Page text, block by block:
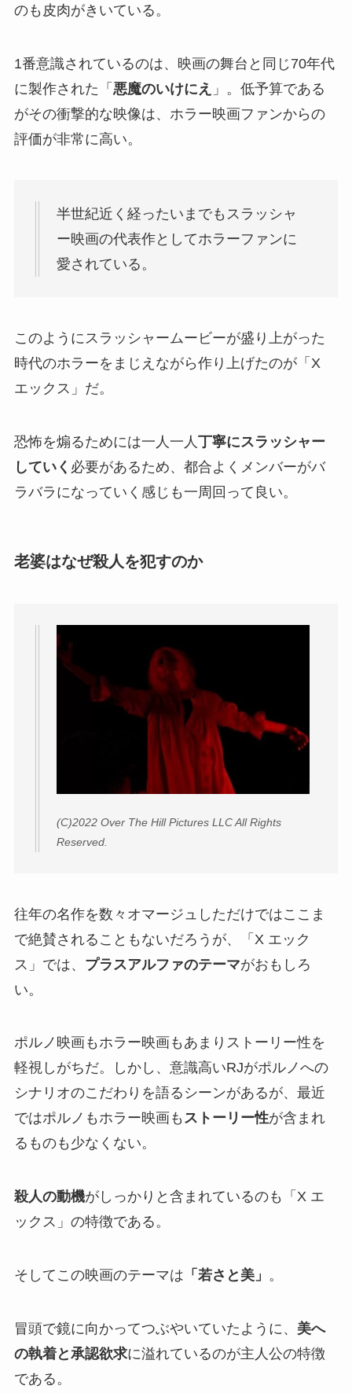
のも皮肉がきいている。
1番意識されているのは、映画の舞台と同じ70年代
に製作された「 悪魔のいけにえ 」。低予算である
がその衝撃的な映像は、ホラー映画ファンからの
評価が非常に高い。
半世紀近く経ったいまでもスラッシャ
ー映画の代表作としてホラーファンに
愛されている。
このようにスラッシャームービーが盛り上がった
時代のホラーをまじえながら作り上げたのが「X
エックス」だ。
恐怖を煽るためには一人一人丁寧にスラッシャー
していく 必要があるため、都合よくメンバーがバ
ラバラになっていく感じも一周回って良い。
老婆はなぜ殺人を犯すのか
(C)2022 Over The Hill Pictures LLC All Rights
Reserved.
往年の名作を数々オマージュしただけではここま
で絶賛されることもないだろうが、「X エック
ス」では、 プラスアルファのテーマがおもしろ
い。
ポルノ映画もホラー映画もあまりストーリー性を
軽視しがちだ。しかし、意識高いRJがポルノへの
シナリオのこだわりを語るシーンがあるが、最近
ではポルノもホラー映画も ストーリー性が含まれ
るものも少なくない。
殺人の動機がしっかりと含まれているのも「X エ
ックス」の特徴である。
そしてこの映画のテーマは 「若さと美」 。
冒頭で鏡に向かってつぶやいていたように、 美へ
の執着と承認欲求に溢れているのが主人公の特徴
である。